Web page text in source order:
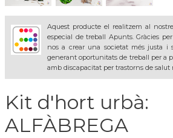
Aquest producte el realitzem al
especial de treball Apunts. Gràcies
nos a crear una societat més justa i
generant oportunitats de treball per a
amb discapacitat per trastorns de salut
Kit d'hort urbà:
ALFÀBREGA